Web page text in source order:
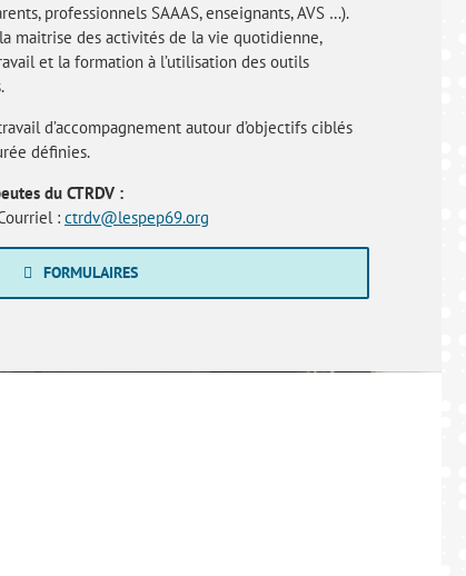
professionnels SAAAS, enseignants, AVS …).
maitrise des activités de la vie quotidienne,
et la formation à l’utilisation des outils
d’accompagnement autour d’objectifs ciblés
définies.
du CTRDV :
: ctrdv@lespep69.org
FORMULAIRES